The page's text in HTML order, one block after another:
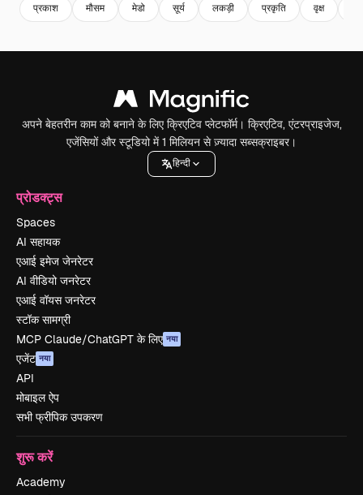
प्रकाश मौसम मेडो सूर्य लकड़ी प्रकृति वृक्ष
अपने बेहतरीन काम को बनाने के लिए क्रिएटिव प्लेटफॉर्म। क्रिएटिव, एंटरप्राइजेज,
एजेंसियों और स्टूडियो में 1 मिलियन से ज़्यादा सब्सक्राइबर।
हिन्दी
प्रोडक्ट्स
Spaces
AI सहायक
एआई इमेज जेनरेटर
AI वीडियो जनरेटर
एआई वॉयस जनरेटर
स्टॉक सामग्री
MCP Claude/ChatGPT के लिए नया
एजेंट नया
API
मोबाइल ऐप
सभी फ्रीपिक उपकरण
शुरू करें
Academy